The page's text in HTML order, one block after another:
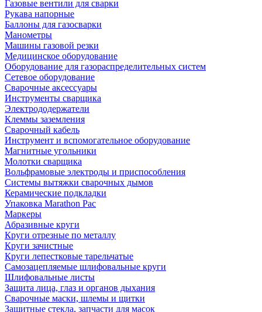
Газовые вентили для сварки
Рукава напорные
Баллоны для газосварки
Манометры
Машины газовой резки
Медицинское оборудование
Оборудование для газораспределительных систем
Сетевое оборудование
Сварочные аксессуары
Инструменты сварщика
Электрододержатели
Клеммы заземления
Сварочный кабель
Инструмент и вспомогательное оборудование
Магнитные угольники
Молотки сварщика
Вольфрамовые электроды и приспособления
Системы вытяжки сварочных дымов
Керамические подкладки
Упаковка Marathon Pac
Маркеры
Абразивные круги
Круги отрезные по металлу
Круги зачистные
Круги лепестковые тарельчатые
Самозацепляемые шлифовальные круги
Шлифовальные листы
Защита лица, глаз и органов дыхания
Сварочные маски, шлемы и щитки
Защитные стекла, запчасти для масок